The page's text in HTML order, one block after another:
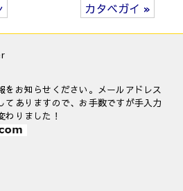
カタベガイ »
をお知らせください。メールアドレス
てありますので、お手数ですが手入力
わりました！